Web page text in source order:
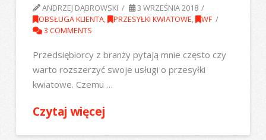
ANDRZEJ DĄBROWSKI
3 WRZEŚNIA 2018
OBSŁUGA KLIENTA, PRZESYŁKI KWIATOWE, WF
3 COMMENTS
Przedsiębiorcy z branży pytają mnie często czy
warto rozszerzyć swoje usługi o przesyłki
kwiatowe. Czemu …
Czytaj więcej